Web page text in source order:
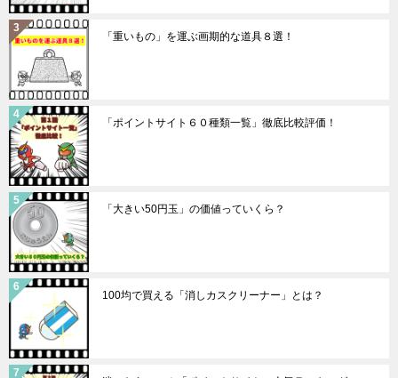
「重いもの」を運ぶ画期的な道具８選！
「ポイントサイト６０種類一覧」徹底比較評価！
「大きい50円玉」の価値っていくら？
100均で買える「消しカスクリーナー」とは？